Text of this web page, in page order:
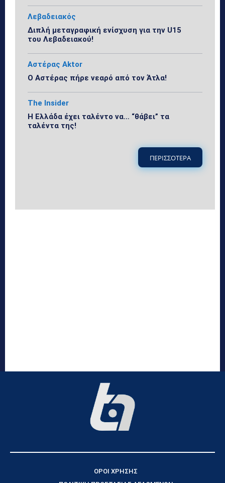
Λεβαδειακός
Διπλή μεταγραφική ενίσχυση για την U15
του Λεβαδειακού!
Αστέρας Aktor
Ο Αστέρας πήρε νεαρό από τον Άτλα!
The Insider
Η Ελλάδα έχει ταλέντο να… “θάβει” τα
ταλέντα της!
ΠΕΡΙΣΣΟΤΕΡΑ
ΟΡΟΙ ΧΡΗΣΗΣ